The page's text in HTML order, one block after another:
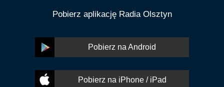
Pobierz aplikację Radia Olsztyn
Pobierz na Android
Pobierz na iPhone / iPad